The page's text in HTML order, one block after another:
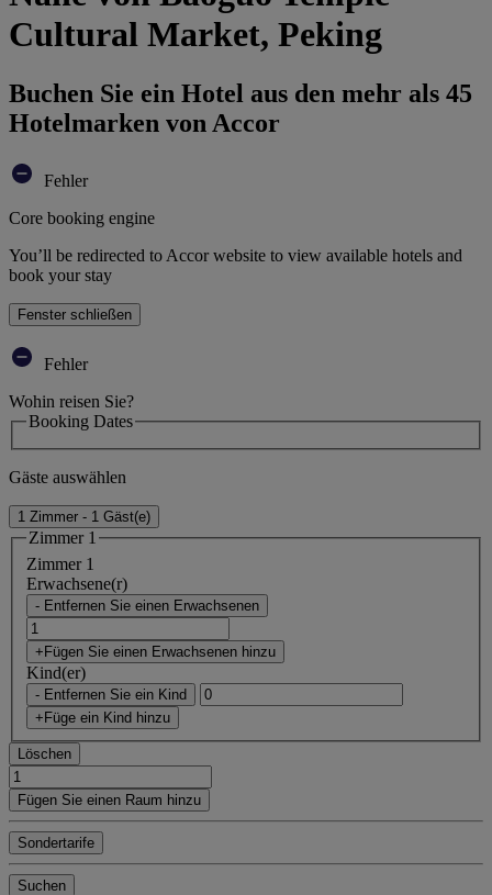
Cultural Market, Peking
Buchen Sie ein Hotel aus den mehr als 45
Hotelmarken von Accor
Fehler
Core booking engine
You’ll be redirected to Accor website to view available hotels and
book your stay
Fenster schließen
Fehler
Wohin reisen Sie?
Booking Dates
Gäste auswählen
1 Zimmer - 1 Gäst(e)
Zimmer 1
Zimmer 1
Erwachsene(r)
- Entfernen Sie einen Erwachsenen
+Fügen Sie einen Erwachsenen hinzu
Kind(er)
- Entfernen Sie ein Kind
+Füge ein Kind hinzu
Löschen
Fügen Sie einen Raum hinzu
Sondertarife
Suchen